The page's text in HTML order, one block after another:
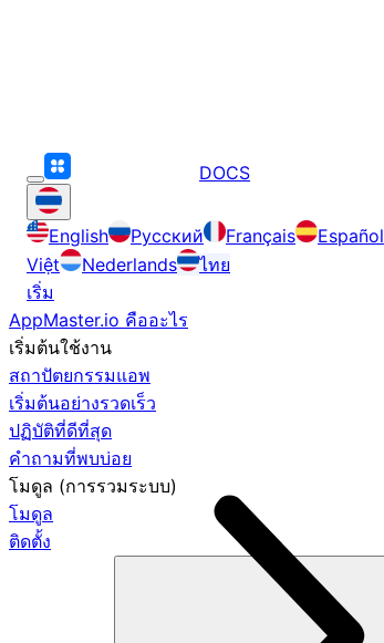
DOCS
English Русский Français Español
Việt
Nederlands
ไทย
เริ่ม
AppMaster.io คืออะไร
เริ่มต้นใช้งาน
สถาปัตยกรรมแอพ
เริ่มต้นอย่างรวดเร็ว
ปฏิบัติที่ดีที่สุด
คำถามที่พบบ่อย
โมดูล (การรวมระบบ)
โมดูล
ติดตั้ง